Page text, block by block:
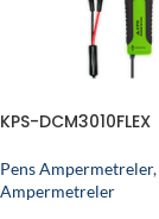
KPS-DCM3010FLEX
Pens Ampermetreler,
Ampermetreler